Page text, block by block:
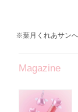
※葉月くれあサン
Magazine